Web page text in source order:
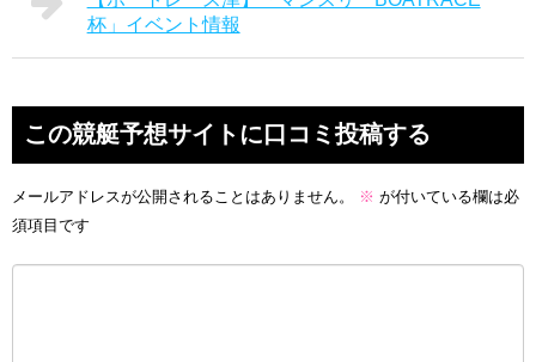
杯」イベント情報
この競艇予想サイトに口コミ投稿する
メールアドレスが公開されることはありません。 ※ が付いている欄は必
須項目です